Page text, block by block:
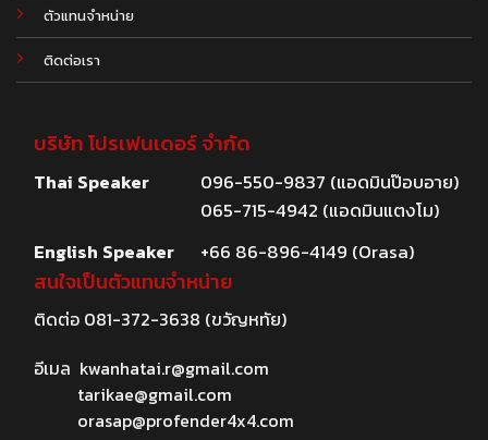
ตัวแทนจำหน่าย
ติดต่อเรา
บริษัท โปรเฟนเดอร์ จำกัด
Thai Speaker
096-550-9837 (แอดมินป๊อบอาย)
065-715-4942 (แอดมินแตงโม)
English Speaker
+66 86-896-4149 (Orasa)
สนใจเป็นตัวแทนจำหน่าย
ติดต่อ 081-372-3638 (ขวัญหทัย)
อีเมล kwanhatai.r@gmail.com
tarikae@gmail.com
orasap@profender4x4.com